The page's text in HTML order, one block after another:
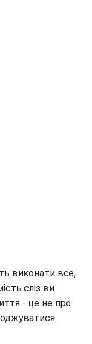
виконати все,
сліз ви
- це не про